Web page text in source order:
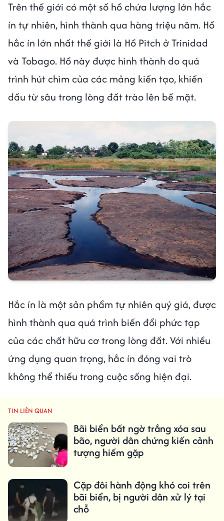
Trên thế giới có một số hồ chứa lượng lớn hắc
ín tự nhiên, hình thành qua hàng triệu năm. Hồ
hắc ín lớn nhất thế giới là Hồ Pitch ở Trinidad
và Tobago. Hồ này được hình thành do quá
trình hút chìm của các mảng kiến tạo, khiến
dầu từ sâu trong lòng đất trào lên bề mặt.
Hắc ín là một sản phẩm tự nhiên quý giá, được
hình thành qua quá trình biến đổi phức tạp
của các chất hữu cơ trong lòng đất. Với nhiều
ứng dụng quan trọng, hắc ín đóng vai trò
không thể thiếu trong cuộc sống hiện đại.
TIN LIÊN QUAN
Bãi biển bất ngờ trắng xóa sau
bão, người dân chứng kiến cảnh
tượng hiếm gặp
Cặp đôi hành động khó coi trên
bãi biển, bị người dân xử lý tại
chỗ